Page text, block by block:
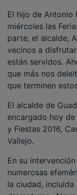
miércoles las
parte, el alcalde,
vecinos a
están servidos.
que más nos
que terminen
encargado hoy de
y Fiestas 2016,
Vallejo.
numerosas
la ciudad,
dramaturno.